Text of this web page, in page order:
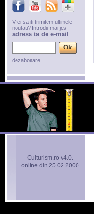
Vrei sa iti trimitem ultimele
noutati? Introdu mai jos
adresa ta de e-mail
dezabonare
Culturism.ro v4.0.
online din 25.02.2000